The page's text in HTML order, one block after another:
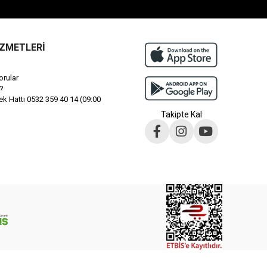
Hattı 0532 359 40 14 (09:00
Takipte Kal